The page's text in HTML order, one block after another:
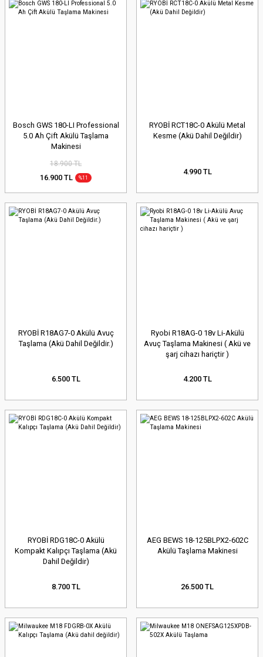
Bosch GWS 180-LI Professional
5.0 Ah Çift Akülü Taşlama
Makinesi
18.900 TL
16.900 TL %11
RYOBİ RCT18C-0 Akülü Metal
Kesme (Akü Dahil Değildir)
4.990 TL
RYOBİ R18AG7-0 Akülü Avuç
Taşlama (Akü Dahil Değildir.)
6.500 TL
Ryobi R18AG-0 18v Li-Akülü
Avuç Taşlama Makinesi ( Akü ve
şarj cihazı hariçtir )
4.200 TL
RYOBİ RDG18C-0 Akülü
Kompakt Kalıpçı Taşlama (Akü
Dahil Değildir)
8.700 TL
AEG BEWS 18-125BLPX2-602C
Akülü Taşlama Makinesi
26.500 TL